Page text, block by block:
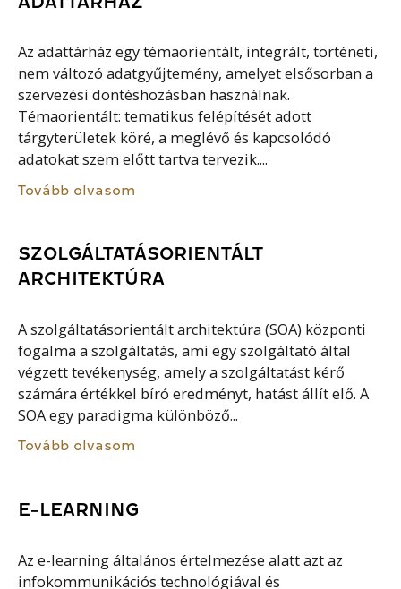
Az adattárház egy témaorientált, integrált, történeti,
nem változó adatgyűjtemény, amelyet elsősorban a
szervezési döntéshozásban használnak.
Témaorientált: tematikus felépítését adott
tárgyterületek köré, a meglévő és kapcsolódó
adatokat szem előtt tartva tervezik....
Tovább olvasom
SZOLGÁLTATÁSORIENTÁLT
ARCHITEKTÚRA
A szolgáltatásorientált architektúra (SOA) központi
fogalma a szolgáltatás, ami egy szolgáltató által
végzett tevékenység, amely a szolgáltatást kérő
számára értékkel bíró eredményt, hatást állít elő. A
SOA egy paradigma különböző...
Tovább olvasom
E-LEARNING
Az e-learning általános értelmezése alatt azt az
infokommunikációs technológiával és